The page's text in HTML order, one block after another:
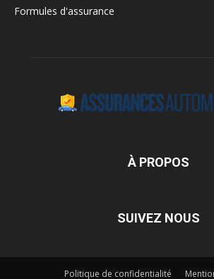
Formules d'assurance
À PROPOS
SUIVEZ NOUS
Politique de confidentialité